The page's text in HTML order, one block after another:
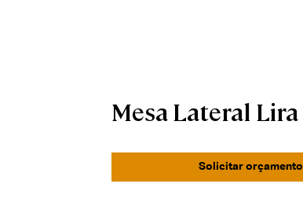
Mesa Lateral Lira
Solicitar orçamento